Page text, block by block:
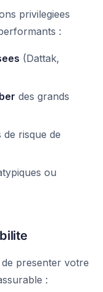
privilegiees
:
(Dattak,
des grands
de risque de
ou
presenter votre
: